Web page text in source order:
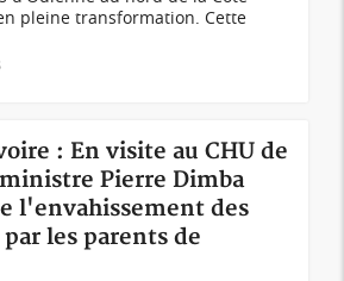
pleine transformation. Cette
: En visite au CHU de
Pierre Dimba
l'envahissement des
les parents de